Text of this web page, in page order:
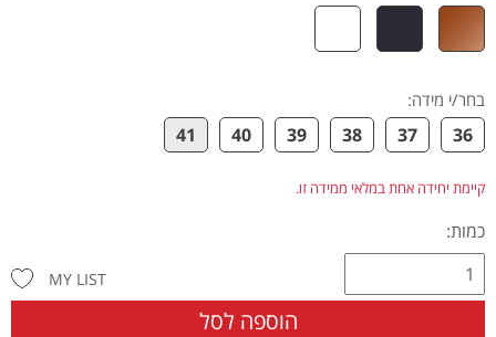
בחר/י מידה:
36
37
38
39
40
41
קיימת יחידה אחת במלאי ממידה זו.
כמות:
הוספה לסל
MY LIST